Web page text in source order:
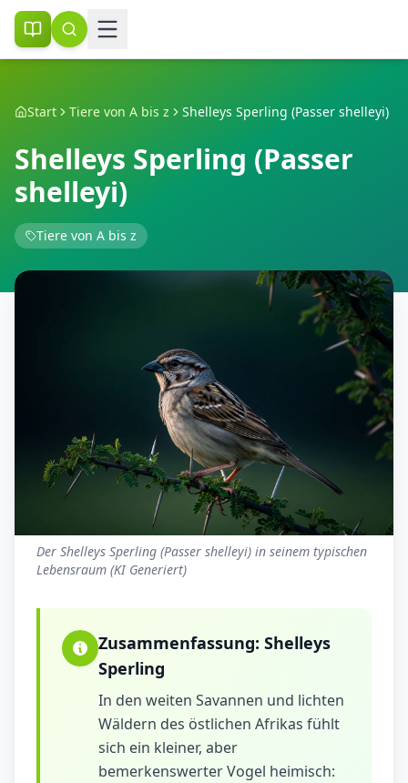
Start Tiere von A bis z Shelleys Sperling (Passer shelleyi)
Shelleys Sperling (Passer
shelleyi)
Tiere von A bis z
Der Shelleys Sperling (Passer shelleyi) in seinem typischen
Lebensraum (KI Generiert)
Zusammenfassung: Shelleys
Sperling
In den weiten Savannen und lichten
Wäldern des östlichen Afrikas fühlt
sich ein kleiner, aber
bemerkenswerter Vogel heimisch: